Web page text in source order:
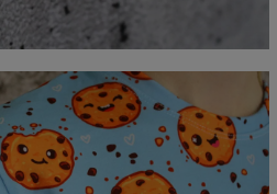
18,5 19,5 20,5